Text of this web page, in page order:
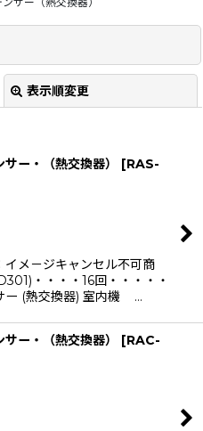
表示順変更
込む
ー・（熱交換器） [RAS-
イメ－ジキャンセル不可商
・・・・16回・・・・・
ー (熱交換器) 室内機 …
ー・（熱交換器） [RAC-